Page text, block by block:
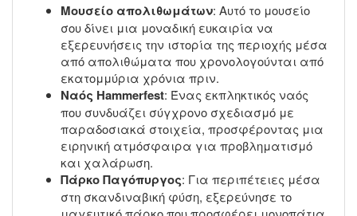
Μουσείο απολιθωμάτων: Αυτό το μουσείο
σου δίνει μια μοναδική ευκαιρία να
εξερευνήσεις την ιστορία της περιοχής μέσα
από απολιθώματα που χρονολογούνται από
εκατομμύρια χρόνια πριν.
Ναός Hammerfest: Ένας εκπληκτικός ναός
που συνδυάζει σύγχρονο σχεδιασμό με
παραδοσιακά στοιχεία, προσφέροντας μια
ειρηνική ατμόσφαιρα για προβληματισμό
και χαλάρωση.
Πάρκο Παγόπυργος: Για περιπέτειες μέσα
στη σκανδιναβική φύση, εξερεύνησε το